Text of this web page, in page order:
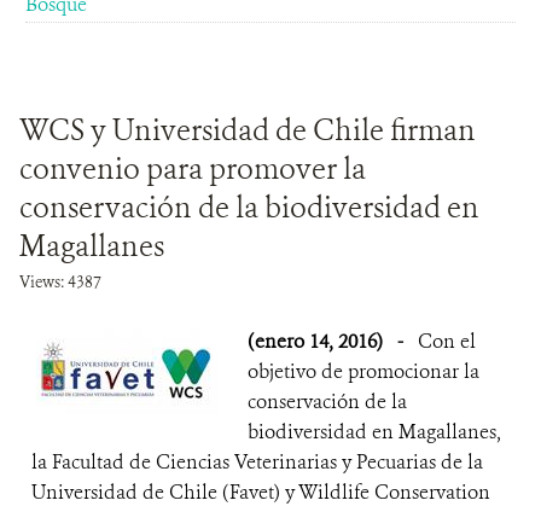
WCS y Universidad de Chile firman
convenio para promover la
conservación de la biodiversidad en
Magallanes
Views: 4387
(enero 14, 2016) - Con el
objetivo de promocionar la
conservación de la
biodiversidad en Magallanes,
la Facultad de Ciencias Veterinarias y Pecuarias de la
Universidad de Chile (Favet) y Wildlife Conservation